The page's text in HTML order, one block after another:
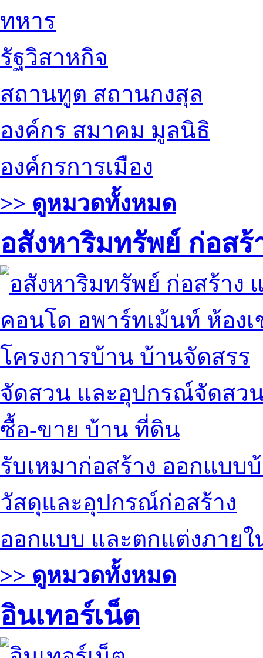
ทหาร
รัฐวิสาหกิจ
สถานทูต สถานกงสุล
องค์กร สมาคม มูลนิธิ
องค์กรการเมือง
>> ดูหมวดทั้งหมด
อสังหาริมทรัพย์ ก่อส
คอนโด อพาร์ทเม้นท์ ห้องเ
โครงการบ้าน บ้านจัดสรร
จัดสวน และอุปกรณ์จัดสว
ซื้อ-ขาย บ้าน ที่ดิน
รับเหมาก่อสร้าง ออกแบบ
วัสดุและอุปกรณ์ก่อสร้าง
ออกแบบ และตกแต่งภายใ
>> ดูหมวดทั้งหมด
อินเทอร์เน็ต